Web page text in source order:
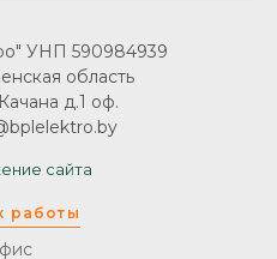
работы
УНП 590984939
область
д.1 оф.
сайта